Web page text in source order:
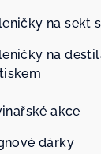
na sekt
na
akce
dárky